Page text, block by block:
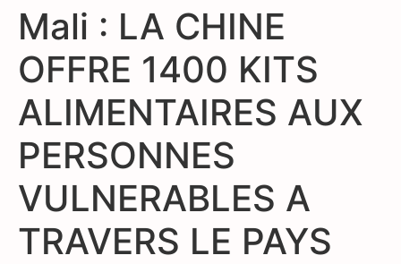
Mali : LA CHINE
OFFRE 1400 KITS
ALIMENTAIRES AUX
PERSONNES
VULNERABLES A
TRAVERS LE PAYS